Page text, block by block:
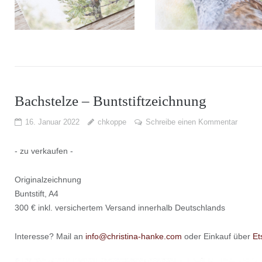
Bachstelze – Buntstiftzeichnung
16. Januar 2022 chkoppe Schreibe einen Kommentar
- zu verkaufen -
Originalzeichnung
Buntstift, A4
300 € inkl. versichertem Versand innerhalb Deutschlands
Interesse? Mail an info@christina-hanke.com oder Einkauf über